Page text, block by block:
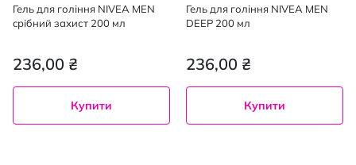
Гель для гоління NIVEA MEN
cрібний захист 200 мл
236,00 ₴
Купити
Гель для гоління NIVEA MEN
DEEP 200 мл
236,00 ₴
Купити